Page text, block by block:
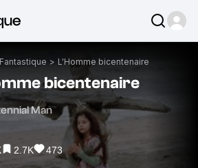
Fantastique > L'Homme bicentenaire
bicentenaire
Man
2.7K 473